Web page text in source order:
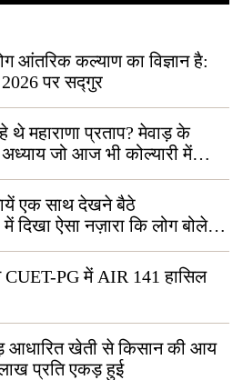
आंतरिक कल्याण का विज्ञान है:
2026 पर सद्गुर
थे महाराणा प्रताप? मेवाड़ के
जो आज भी कोल्यारी में
एक साथ देखने बैठे
दिखा ऐसा नज़ारा कि लोग बोले,
सकते हैं”
PG में AIR 141 हासिल
आधारित खेती से किसान की आय
प्रति एकड़ हुई